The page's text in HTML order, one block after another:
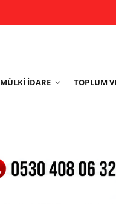
MÜLKI İDARE TOPLUM